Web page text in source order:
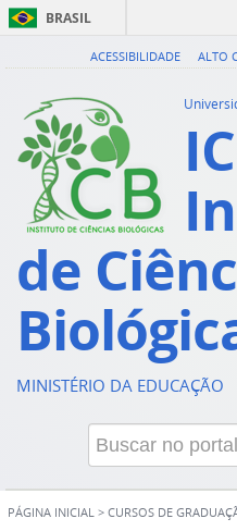
BRASIL
ACESSIBILIDADE ALTO
de
MINISTÉRIO DA EDUCAÇÃO
PÁGINA INICIAL > CURSOS DE